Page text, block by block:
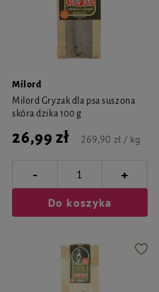
Milord
Milord Gryzak dla psa suszona
skóra dzika 100 g
26,99 zł 269,90 zł / kg
- +
Do koszyka